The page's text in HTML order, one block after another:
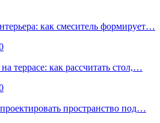
как смеситель формирует…
террасе: как рассчитать стол,…
пространство под…